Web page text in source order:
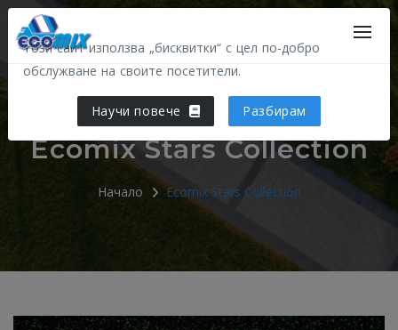
Този сайт използва „бисквитки“ с цел по-добро
обслужване на своите посетители.
Научи повече Разбирам
Ecomix Stars Collection
Начало Ecomix Stars Collection